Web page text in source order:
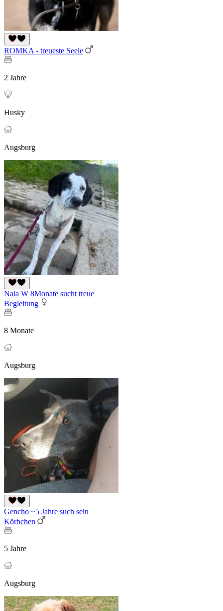
ROMKA - treueste Seele
2 Jahre
Husky
Augsburg
Nala W 8Monate sucht treue
Begleitung
8 Monate
Augsburg
Gencho ~5 Jahre such sein
Körbchen
5 Jahre
Augsburg